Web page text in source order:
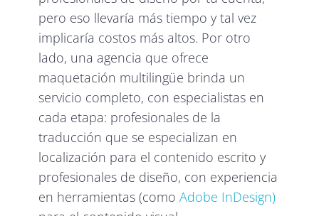
pero eso llevaría más tiempo y tal vez
implicaría costos más altos. Por otro
lado, una agencia que ofrece
maquetación multilingüe brinda un
servicio completo, con especialistas en
cada etapa: profesionales de la
traducción que se especializan en
localización para el contenido escrito y
profesionales de diseño, con experiencia
en herramientas (comoAdobe InDesign)